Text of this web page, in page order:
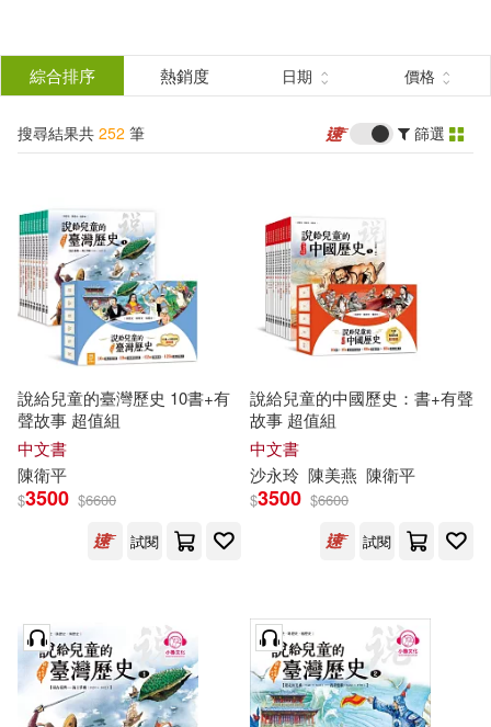
結
篩
選
分類 (單選)
所有商品(252) 圖書(103)
電子書(77)
展開
作者 (可複選)
陳衛平(211) 陳衛平等(16)
天衛文化編輯部(5) 沙永玲(5)
陳衛平（主編）(4)
陳衛平，沙永玲(2) 勞登著(1)
展開
出版社 (可複選)
天衛文化(174)
綜合排序 熱銷度 日期 價格
搜尋結果共 252 筆 篩選
說給兒童的臺灣歷史 10書+有
聲故事 超值組
中文書
陳衛平
$3500 $6600
試閱
說給兒童的中國歷史：書+有聲
故事 超值組
中文書
沙永玲 陳美燕 陳衛平
$3500 $6600
試閱